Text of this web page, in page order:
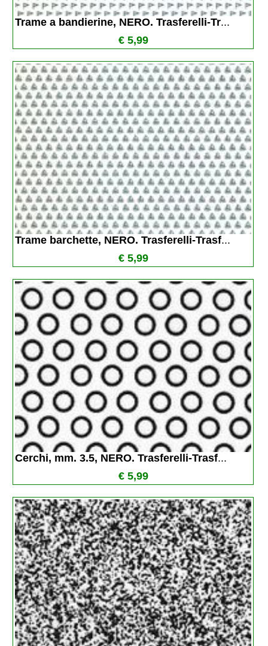
Trame a bandierine, NERO. Trasferelli-Tr...
€ 5,99
Trame barchette, NERO. Trasferelli-Trasf...
€ 5,99
Cerchi, mm. 3.5, NERO. Trasferelli-Trasf...
€ 5,99